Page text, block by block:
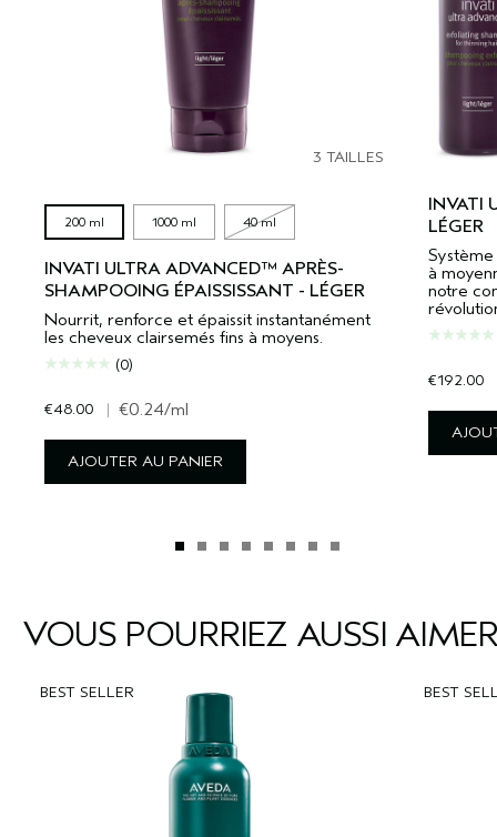
3 TAILLES
200 ml 1000 ml 40 ml
INVATI ULTRA ADVANCED™ APRÈS-
SHAMPOOING ÉPAISSISSANT - LÉGER
Nourrit, renforce et épaissit instantanément
les cheveux clairsemés fins à moyens.
(0)
€48.00 | €0.24/ml
AJOUTER AU PANIER
INVATI
LÉGER
à
notre
€192.00
VOUS POURRIEZ AUSSI AIMER
BEST SELLER BEST